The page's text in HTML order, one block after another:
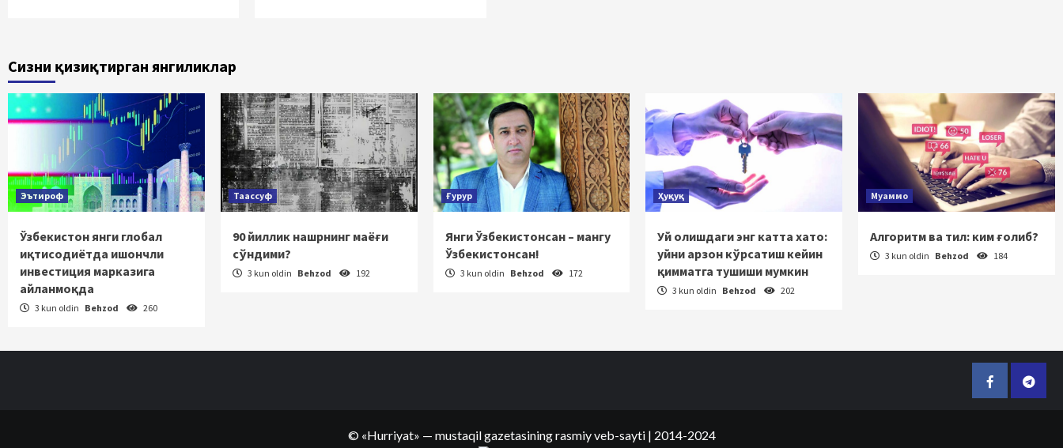
Сизни қизиқтирган янгиликлар
Эътироф
Ўзбекистон янги глобал
иқтисодиётда ишончли
инвестиция марказига
айланмоқда
3 kun oldin Behzod 260
Таассуф
90 йиллик нашрнинг маёғи
сўндими?
3 kun oldin Behzod 192
Ғурур
Янги Ўзбекистонсан – мангу
Ўзбекистонсан!
3 kun oldin Behzod 172
Ҳуқуқ
Уй олишдаги энг катта хато:
уйни арзон кўрсатиш кейин
қимматга тушиши мумкин
3 kun oldin Behzod 202
Муаммо
Алгоритм ва тил: ким ғолиб?
3 kun oldin Behzod 184
Facebook
© «Hurriyat» — mustaqil gazetasining rasmiy veb-sayti | 2014-2024